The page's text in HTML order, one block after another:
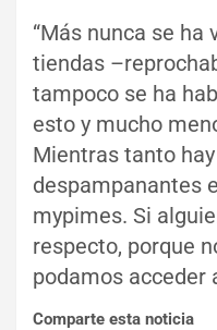
“Más nunca se ha
tiendas
tampoco se ha
esto y mucho
Mientras tanto
despampanantes
mypimes. Si
respecto, porque
podamos acceder
Comparte esta noticia